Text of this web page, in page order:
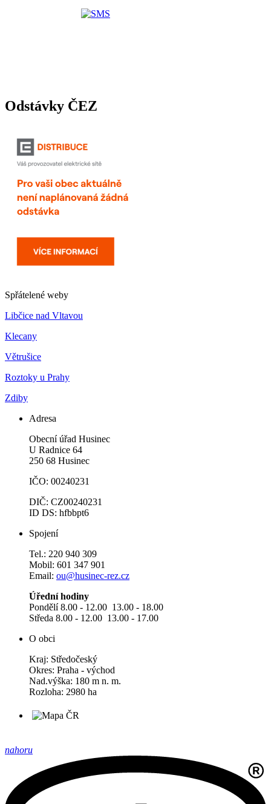
Odstávky ČEZ
Spřátelené weby
Libčice nad Vltavou
Klecany
Větrušice
Roztoky u Prahy
Zdiby
Adresa
Obecní úřad Husinec
U Radnice 64
250 68 Husinec
IČO: 00240231
DIČ: CZ00240231
ID DS: hfbbpt6
Spojení
Tel.: 220 940 309
Mobil: 601 347 901
Email: ou@husinec-rez.cz
Úřední hodiny
Pondělí 8.00 - 12.00 13.00 - 18.00
Středa 8.00 - 12.00 13.00 - 17.00
O obci
Kraj: Středočeský
Okres: Praha - východ
Nad.výška: 180 m n. m.
Rozloha: 2980 ha
nahoru